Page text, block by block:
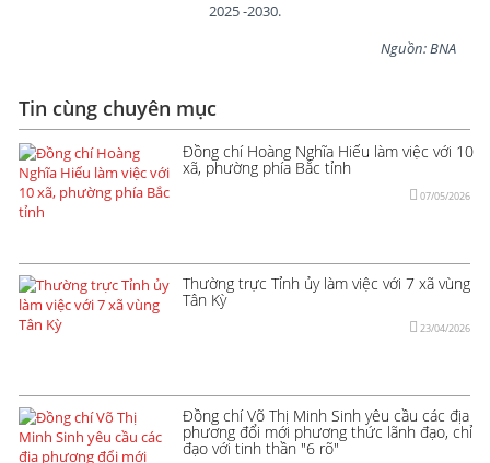
2025 -2030.
Nguồn: BNA
Tin cùng chuyên mục
Đồng chí Hoàng Nghĩa Hiếu làm việc với 10
xã, phường phía Bắc tỉnh
07/05/2026
Thường trực Tỉnh ủy làm việc với 7 xã vùng
Tân Kỳ
23/04/2026
Đồng chí Võ Thị Minh Sinh yêu cầu các địa
phương đổi mới phương thức lãnh đạo, chỉ
đạo với tinh thần "6 rõ"